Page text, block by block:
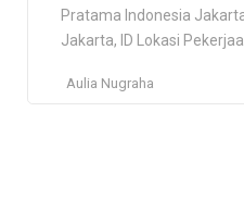
Pratama Indonesia
Jakarta, ID Lokasi
Pratama Indonesia
Aulia Nugraha